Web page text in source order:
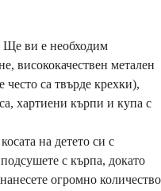
Ще ви е необходим
висококачествен метален
често са твърде крехки),
хартиени кърпи и купа с
на детето си с
с кърпа, докато
огромно количество